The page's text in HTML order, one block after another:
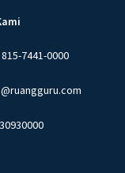
7441-0000